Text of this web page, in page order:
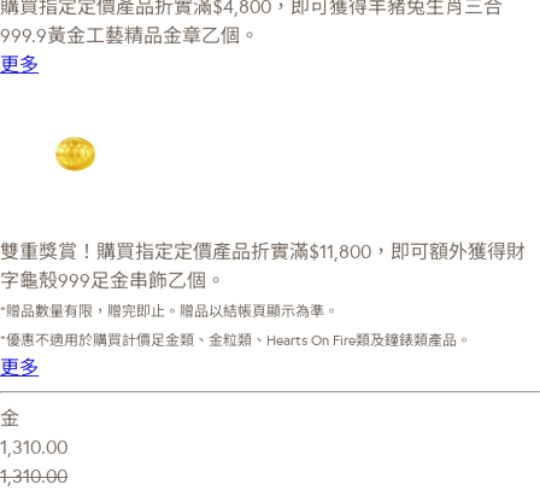
購買指定定價產品折實滿$4,800，即可獲得羊豬兔生肖三合
999.9黃金工藝精品金章乙個。
更多
雙重獎賞！購買指定定價產品折實滿$11,800，即可額外獲得財
字龜殼999足金串飾乙個。
*贈品數量有限，贈完即止。贈品以結帳頁顯示為準。
*優惠不適用於購買計價足金類、金粒類、Hearts On Fire類及鐘錶類產品。
更多
金
1,310.00
1,310.00